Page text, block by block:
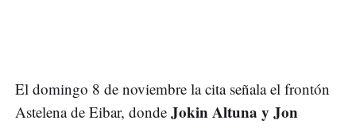
El domingo 8 de noviembre la cita señala el frontón
Astelena de Eibar, donde Jokin Altuna y Jon